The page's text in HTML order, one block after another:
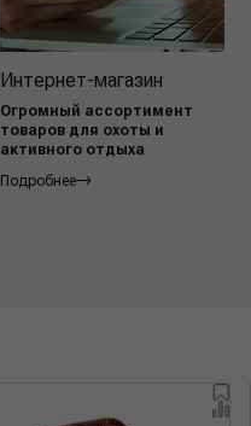
Интернет-магазин
Огромный ассортимент
товаров для охоты и
активного отдыха
Подробнее